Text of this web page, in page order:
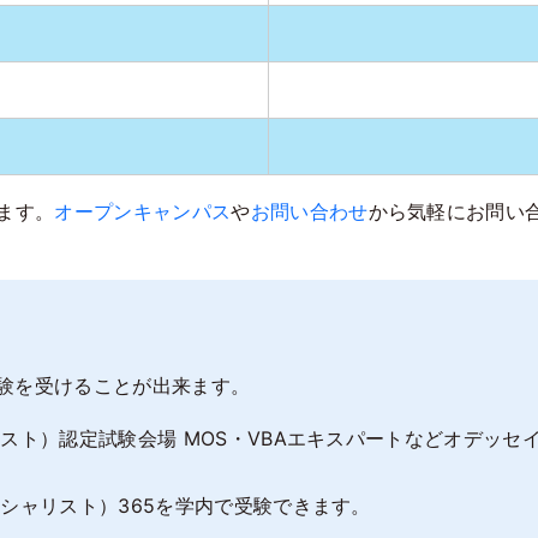
。 オープンキャンパスやお問い合わせから気軽にお問い
受けることが出来ます。
ト）認定試験会場 MOS・VBAエキスパートなどオデッセ
ャリスト）365を学内で受験できます。